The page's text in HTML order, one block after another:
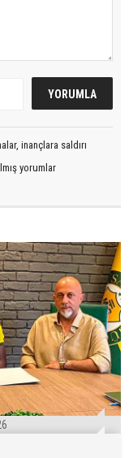
inançlara saldırı
yorumlar